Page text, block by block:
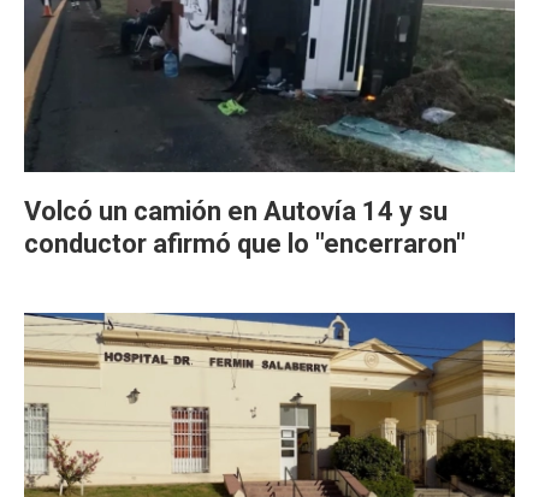
Volcó un camión en Autovía 14 y su
conductor afirmó que lo "encerraron"